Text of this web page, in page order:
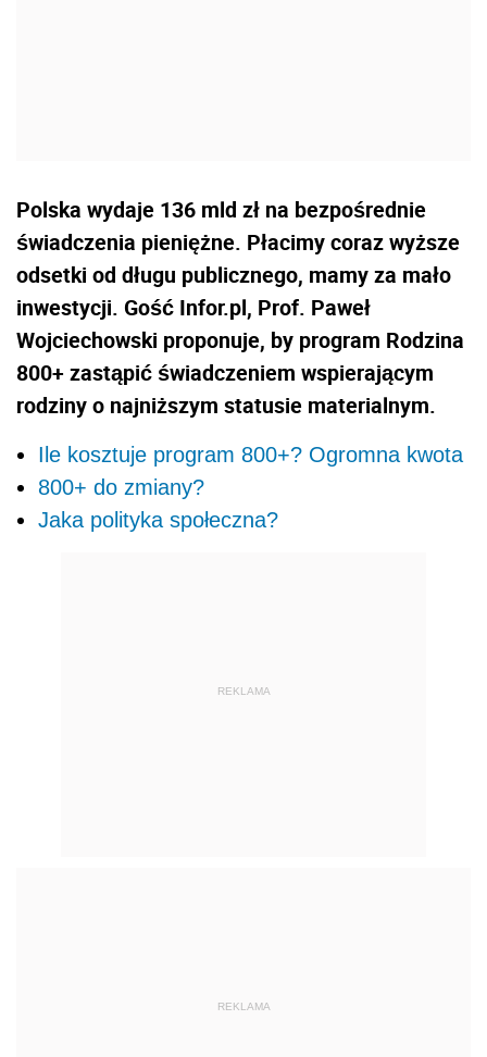
Polska wydaje 136 mld zł na bezpośrednie
świadczenia pieniężne. Płacimy coraz wyższe
odsetki od długu publicznego, mamy za mało
inwestycji. Gość Infor.pl, Prof. Paweł
Wojciechowski proponuje, by program Rodzina
800+ zastąpić świadczeniem wspierającym
rodziny o najniższym statusie materialnym.
Ile kosztuje program 800+? Ogromna kwota
800+ do zmiany?
Jaka polityka społeczna?
REKLAMA
REKLAMA